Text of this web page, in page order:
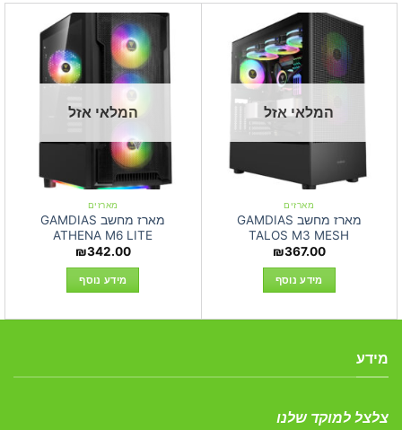
המלאי אזל
מארזים
מארז מחשב GAMDIAS
TALOS M3 MESH
₪367.00
מידע נוסף
המלאי אזל
מארזים
מארז מחשב GAMDIAS
ATHENA M6 LITE
₪342.00
מידע נוסף
מידע
צלצל למוקד שלנו